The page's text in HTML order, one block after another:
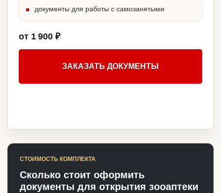
документы для работы с самозанятыми
от 1 900 ₽
ЗАКАЗАТЬ ДОКУМЕНТЫ
СТОИМОСТЬ КОМПЛЕКТА
Сколько стоит оформить
документы для открытия зооаптеки